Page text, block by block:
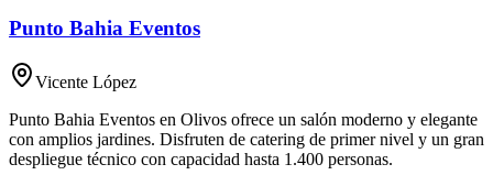
Punto Bahia Eventos
Vicente López
Punto Bahia Eventos en Olivos ofrece un salón moderno y elegante
con amplios jardines. Disfruten de catering de primer nivel y un gran
despliegue técnico con capacidad hasta 1.400 personas.